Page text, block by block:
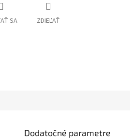
SA ZDIEĽAŤ
Dodatočné parametre